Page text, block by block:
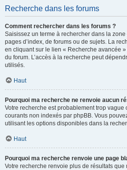
Recherche dans les forums
Comment rechercher dans les forums ?
Saisissez un terme à rechercher dans la
pages d’index, de forums ou de sujets. La
en cliquant sur le lien « Recherche avancée
du forum. L’accès à la recherche peut
utilisés.
Haut
Pourquoi ma recherche ne renvoie aucun
Votre recherche est probablement trop
courants non indexés par phpBB. Vous
utilisant les options disponibles dans la
Haut
Pourquoi ma recherche renvoie une page
Votre recherche renvoie plus de résultats